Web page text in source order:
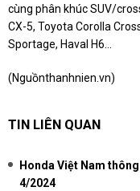
cùng phân khúc SUV/
CX-5, Toyota Corolla
Sportage, Haval H6...
(Nguồnthanhnien.vn)
TIN LIÊN QUAN
Honda Việt Nam
4/2024